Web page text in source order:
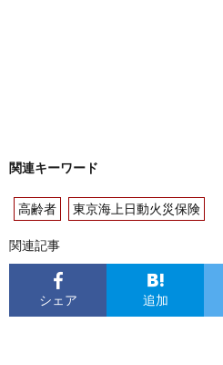
関連キーワード
高齢者 東京海上日動火災保険
関連記事
シェア 追加